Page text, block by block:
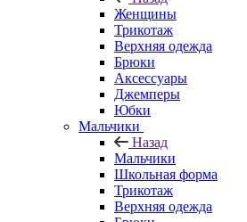
Женщины
Трикотаж
Верхняя одежда
Брюки
Аксессуары
Джемперы
Юбки
Мальчики
Назад
Мальчики
Школьная форма
Трикотаж
Верхняя одежда